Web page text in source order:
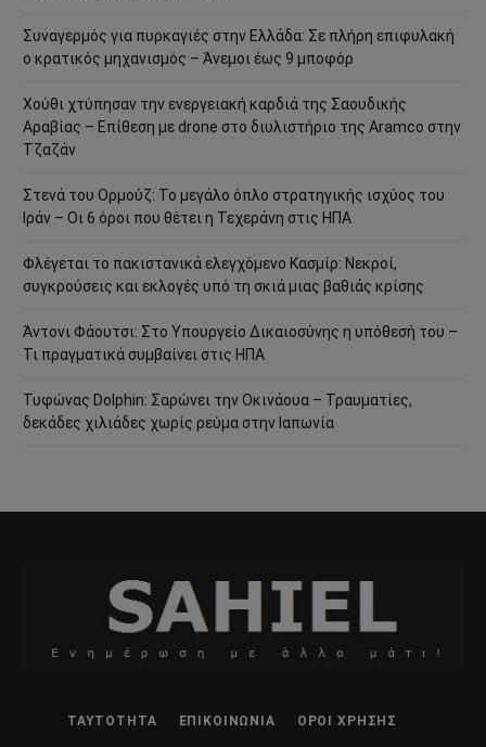
Συναγερμός για πυρκαγιές στην Ελλάδα: Σε πλήρη επιφυλακή
ο κρατικός μηχανισμός – Άνεμοι έως 9 μποφόρ
Χούθι χτύπησαν την ενεργειακή καρδιά της Σαουδικής
Αραβίας – Επίθεση με drone στο διυλιστήριο της Aramco στην
Τζαζάν
Στενά του Ορμούζ: Το μεγάλο όπλο στρατηγικής ισχύος του
Ιράν – Οι 6 όροι που θέτει η Τεχεράνη στις ΗΠΑ
Φλέγεται το πακιστανικά ελεγχόμενο Κασμίρ: Νεκροί,
συγκρούσεις και εκλογές υπό τη σκιά μιας βαθιάς κρίσης
Άντονι Φάουτσι: Στο Υπουργείο Δικαιοσύνης η υπόθεσή του –
Τι πραγματικά συμβαίνει στις ΗΠΑ
Τυφώνας Dolphin: Σαρώνει την Οκινάουα – Τραυματίες,
δεκάδες χιλιάδες χωρίς ρεύμα στην Ιαπωνία
ΤΑΥΤΌΤΗΤΑ ΕΠΙΚΟΙΝΩΝΊΑ ΌΡΟΙ ΧΡΉΣΗΣ